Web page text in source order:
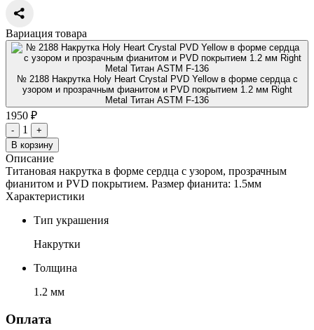
Вариация товара
№ 2188 Накрутка Holy Heart Crystal PVD Yellow в форме сердца с
узором и прозрачным фианитом и PVD покрытием 1.2 мм Right
Metal Титан ASTM F-136
1950 ₽
- 1
+
В корзину
Описание
Титановая накрутка в форме сердца с узором, прозрачным
фианитом и PVD покрытием. Размер фианита: 1.5мм
Характеристики
Тип украшения
Накрутки
Толщина
1.2 мм
Оплата